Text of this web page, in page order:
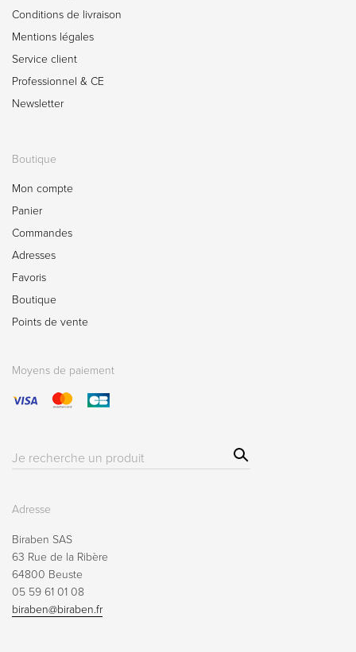
Conditions de livraison
Mentions légales
Service client
Professionnel & CE
Newsletter
Boutique
Mon compte
Panier
Commandes
Adresses
Favoris
Boutique
Points de vente
Moyens de paiement
Résultat(s)
Sear
ch
Adresse
Biraben SAS
63 Rue de la Ribère
64800 Beuste
05 59 61 01 08
biraben@biraben.fr